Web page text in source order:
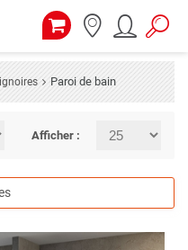
Paroi de bain
Afficher :